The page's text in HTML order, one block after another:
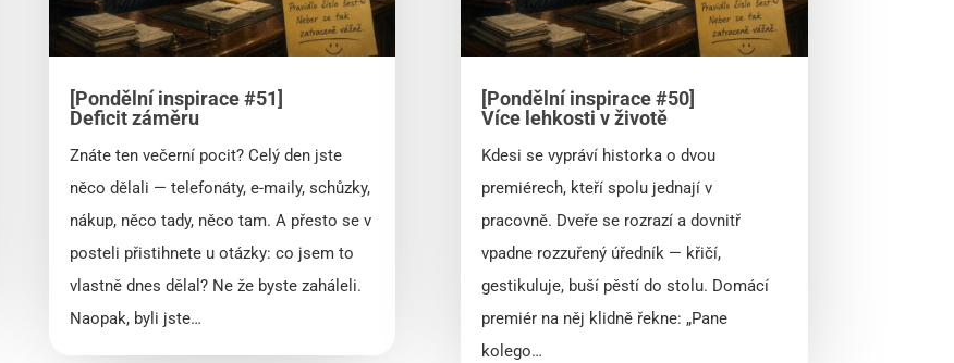
[Pondělní inspirace #51]
Deficit záměru
Znáte ten večerní pocit? Celý den jste
něco dělali — telefonáty, e-maily, schůzky,
nákup, něco tady, něco tam. A přesto se v
posteli přistihnete u otázky: co jsem to
vlastně dnes dělal? Ne že byste zaháleli.
Naopak, byli jste…
[Pondělní inspirace #50]
Více lehkosti v životě
Kdesi se vypráví historka o dvou
premiérech, kteří spolu jednají v
pracovně. Dveře se rozrazí a dovnitř
vpadne rozzuřený úředník — křičí,
gestikuluje, buší pěstí do stolu. Domácí
premiér na něj klidně řekne: „Pane
kolego…